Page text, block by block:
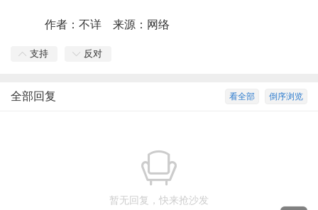
作者：不详 来源：网络
支持 反对
倒序浏览
看全部
全部回复
暂无回复，快来抢沙发